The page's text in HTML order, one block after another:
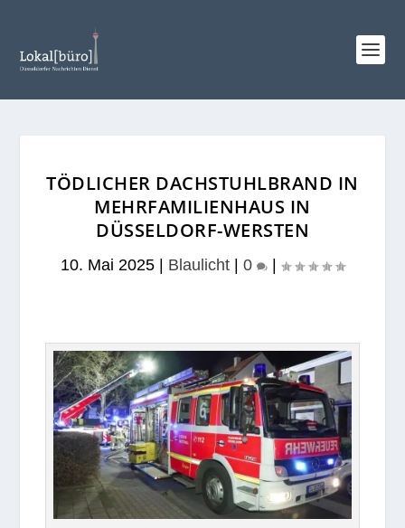
TÖDLICHER DACHSTUHLBRAND IN
MEHRFAMILIENHAUS IN
DÜSSELDORF-WERSTEN
10. Mai 2025 Blaulicht 0